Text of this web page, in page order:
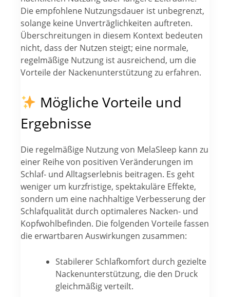
Die empfohlene Nutzungsdauer ist unbegrenzt,
solange keine Unverträglichkeiten auftreten.
Überschreitungen in diesem Kontext bedeuten
nicht, dass der Nutzen steigt; eine normale,
regelmäßige Nutzung ist ausreichend, um die
Vorteile der Nackenunterstützung zu erfahren.
Mögliche Vorteile und
Ergebnisse
Die regelmäßige Nutzung von MelaSleep kann zu
einer Reihe von positiven Veränderungen im
Schlaf- und Alltagserlebnis beitragen. Es geht
weniger um kurzfristige, spektakuläre Effekte,
sondern um eine nachhaltige Verbesserung der
Schlafqualität durch optimaleres Nacken- und
Kopfwohlbefinden. Die folgenden Vorteile fassen
die erwartbaren Auswirkungen zusammen:
Stabilerer Schlafkomfort durch gezielte
Nackenunterstützung, die den Druck
gleichmäßig verteilt.